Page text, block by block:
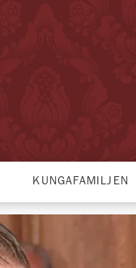
KUNGAFAMILJEN